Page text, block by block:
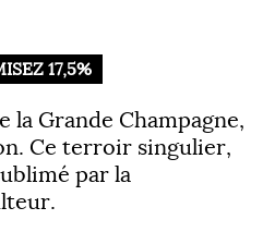
17,5%
la Grande Champagne,
Ce terroir singulier,
par la